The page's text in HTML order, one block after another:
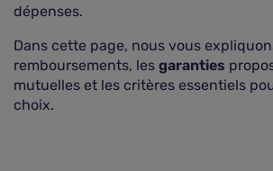
dépenses.
Dans cette page, nous vous
remboursements, les garanties
mutuelles et les critères essentiels
choix.